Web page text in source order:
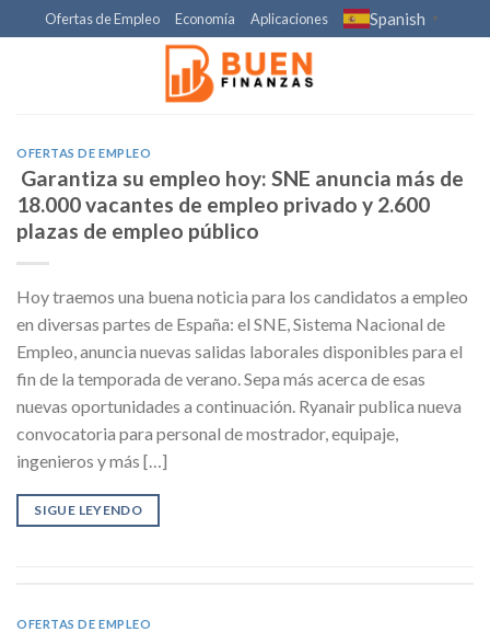
to
Ofertas de Empleo Economía Aplicaciones Spanish ▼
OFERTAS DE EMPLEO
Garantiza su empleo hoy: SNE anuncia más de
18.000 vacantes de empleo privado y 2.600
plazas de empleo público
Hoy traemos una buena noticia para los candidatos a empleo
en diversas partes de España: el SNE, Sistema Nacional de
Empleo, anuncia nuevas salidas laborales disponibles para el
fin de la temporada de verano. Sepa más acerca de esas
nuevas oportunidades a continuación. Ryanair publica nueva
convocatoria para personal de mostrador, equipaje,
ingenieros y más […]
SIGUE LEYENDO
OFERTAS DE EMPLEO